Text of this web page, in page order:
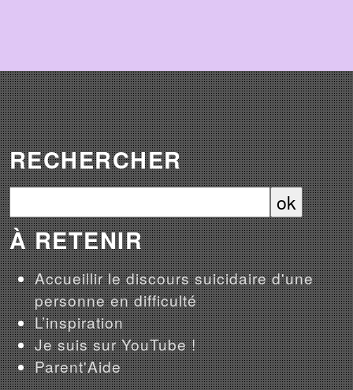
RECHERCHER
À RETENIR
Accueillir le discours suicidaire d'une
personne en difficulté
L’inspiration
Je suis sur YouTube !
Parent'Aide